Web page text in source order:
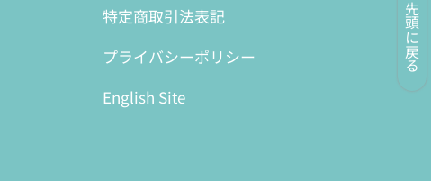
先頭に戻る
特定商取引法表記
プライバシーポリシー
English Site